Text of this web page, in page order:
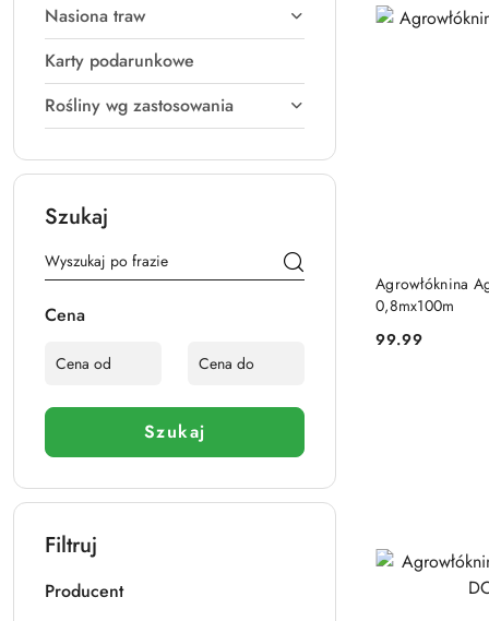
Nasiona traw
Karty podarunkowe
Rośliny wg zastosowania
Szukaj
Cena
Szukaj
Filtruj
Producent
Agrowłóknina
0,8mx100m
Cena:
99.99